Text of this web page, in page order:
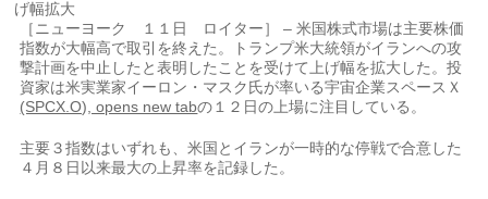
［ニューヨーク １１日 ロイター］ – 米国株式市場は主要株価
指数が大幅高で取引を終えた。トランプ米大統領がイランへの攻
撃計画を中止したと​表明したことを受けて上げ幅を拡大した。投
資家は米実業家イーロン・マスク氏‌が率いる宇宙企業スペースＸ
(SPCX.O), opens new tabの１２日の上場に注目している。
主要３指数はいずれも、米国とイランが一時的な停戦で合意した
４月８日以来最大の上昇率を記録した。